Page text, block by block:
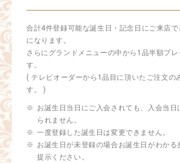
合計4件登録可能な誕生日・記念日にご来店
になります。
さらにグランドメニューの中から1品半額プレ
す。
( テレビオーダーから1品目に頂いたご注文の
す。 )
お誕生日当日にご入会されても、入会当日
られません。
一度登録した誕生日は変更できません。
お誕生日が未登録の場合お誕生日がわかる
提示ください。